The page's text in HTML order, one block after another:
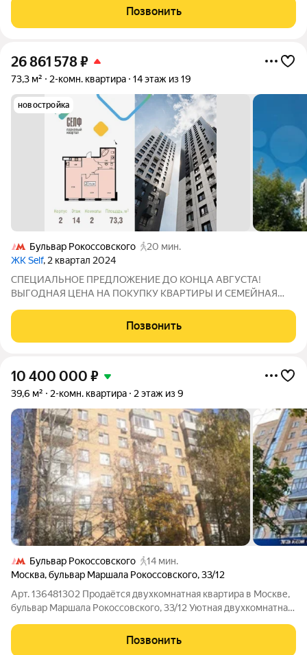
ПОКУПКУ КВАРТИРЫ И СЕМЕЙНАЯ ИПОТЕКА 6%! Продается
просторная и светлая квартира площадью 60,7 кв. м. на 12
Позвонить
26 861 578₽
73,3 м² 2-комн. квартира 14 этаж из 19
новостройка
Бульвар Рокоссовского
20 мин.
ЖК Self, 2 квартал 2024
СПЕЦИАЛЬНОЕ ПРЕДЛОЖЕНИЕ ДО КОНЦА АВГУСТА!
ВЫГОДНАЯ ЦЕНА НА ПОКУПКУ КВАРТИРЫ И СЕМЕЙНАЯ
УСПЕЙТЕ ЗАБРОНИРОВАТЬ! Продается просторная и светлая
квартира площадью 73,3 кв. м. на 14 этаже в современном ЖК
Позвонить
10 400 000 ₽
39,6 м² 2-комн. квартира 2 этаж из 9
Бульвар Рокоссовского
14 мин.
Москва,бульвар Маршала Рокоссовского,33/12
Арт. 136481302 Продаётся двухкомнатная квартира в Москве,
бульвар Маршала Рокоссовского, 33/12 Уютная двухкомнатная
округе Богородское (г. Москва). Преимущества
локации:развитая инфраструктура
Позвонить